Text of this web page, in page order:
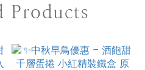
Products